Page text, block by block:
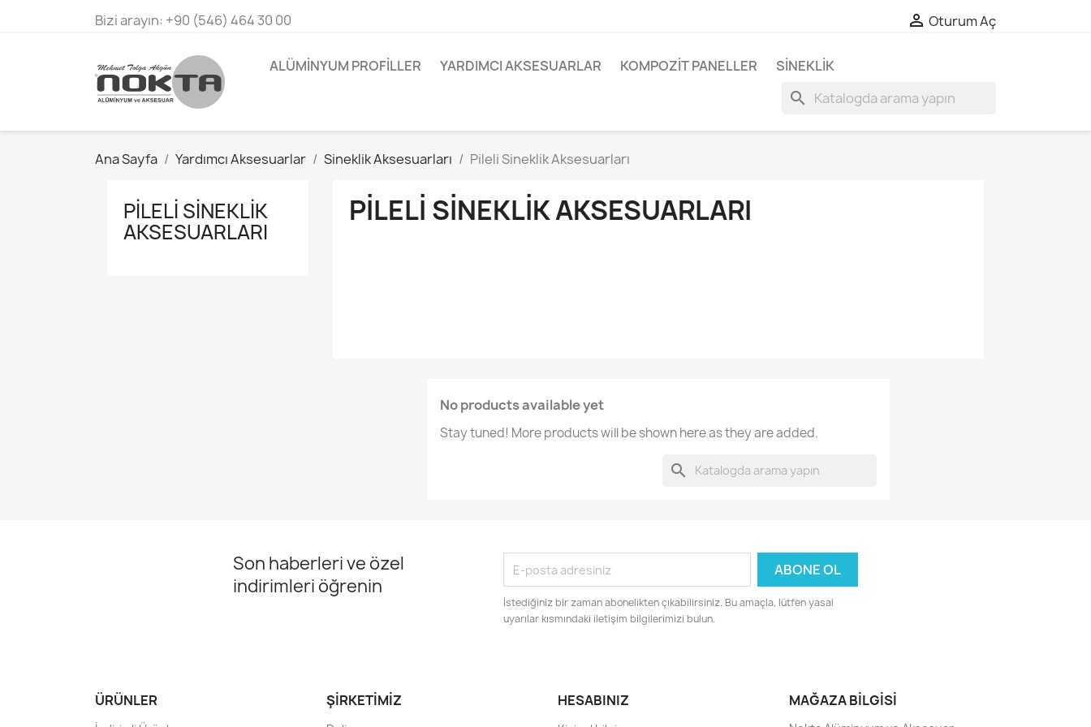
Bizi arayın: +90 (546) 464 30 00  Oturum Aç
ALÜMINYUM PROFILLER YARDIMCI AKSESUARLAR KOMPOZIT PANELLER SINEKLIK
search
Ana Sayfa Yardımcı Aksesuarlar Sineklik Aksesuarları Pileli Sineklik Aksesuarları
PILELI SINEKLIK
AKSESUARLARI
PILELI SINEKLIK AKSESUARLARI
No products available yet
Stay tuned! More products will be shown here as they are added.
search
Son haberleri ve özel
indirimleri öğrenin
İstediğiniz bir zaman abonelikten çıkabilirsiniz. Bu amaçla, lütfen yasal
uyarılar kısmındaki iletişim bilgilerimizi bulun.
ÜRÜNLER ŞIRKETIMIZ HESABINIZ MAĞAZA BILGISI